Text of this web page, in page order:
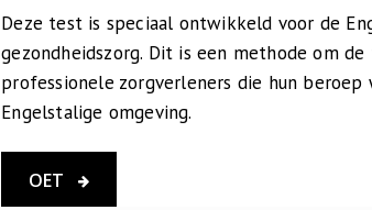
Deze test is speciaal ontwikkeld voor de
gezondheidszorg. Dit is een methode om
professionele zorgverleners die hun
Engelstalige omgeving.
OET